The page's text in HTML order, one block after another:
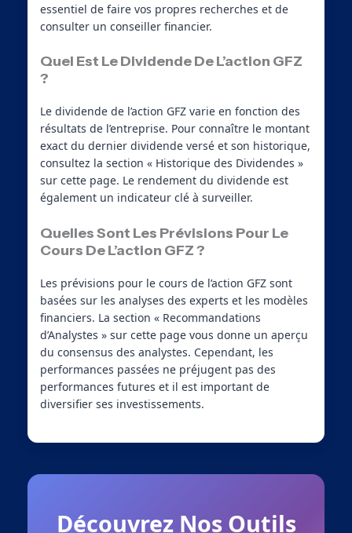
essentiel de faire vos propres recherches et de
consulter un conseiller financier.
Quel Est Le Dividende De L’action GFZ
?
Le dividende de l’action GFZ varie en fonction des
résultats de l’entreprise. Pour connaître le montant
exact du dernier dividende versé et son historique,
consultez la section « Historique des Dividendes »
sur cette page. Le rendement du dividende est
également un indicateur clé à surveiller.
Quelles Sont Les Prévisions Pour Le
Cours De L’action GFZ ?
Les prévisions pour le cours de l’action GFZ sont
basées sur les analyses des experts et les modèles
financiers. La section « Recommandations
d’Analystes » sur cette page vous donne un aperçu
du consensus des analystes. Cependant, les
performances passées ne préjugent pas des
performances futures et il est important de
diversifier ses investissements.
Découvrez Nos Outils